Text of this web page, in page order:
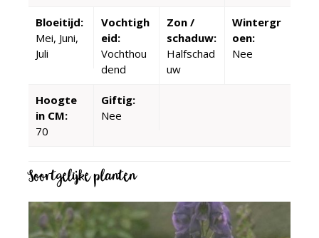
Bloeitijd:
Mei, Juni,
Juli
Vochtigh
eid:
Vochthou
dend
Zon /
schaduw:
Halfschad
uw
Wintergr
oen:
Nee
Hoogte
in CM:
70
Giftig:
Nee
Soortgelijke planten